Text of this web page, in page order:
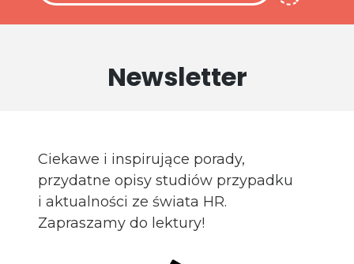
Newsletter
Ciekawe i inspirujące porady,
przydatne opisy studiów przypadku
i aktualności ze świata HR.
Zapraszamy do lektury!